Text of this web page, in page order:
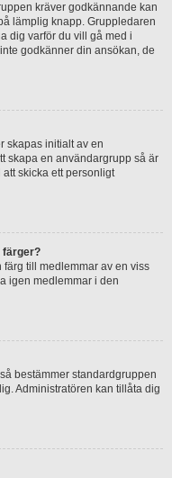
kräver godkännande kan
lämplig knapp. Gruppledaren
dig varför du vill gå med i
godkänner din ansökan, de
skapas initialt av en
skapa en användargrupp så är
skicka ett personligt
färger?
till medlemmar av en viss
igen medlemmar i den
bestämmer standardgruppen
Administratören kan tillåta dig